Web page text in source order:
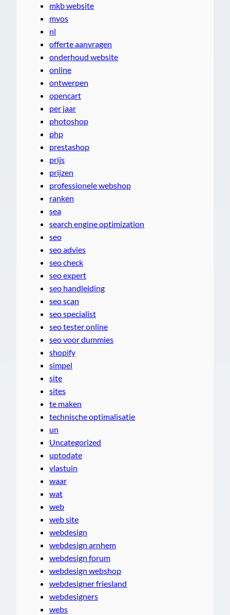
mkb website
mvos
nl
offerte aanvragen
onderhoud website
online
ontwerpen
opencart
per jaar
photoshop
php
prestashop
prijs
prijzen
professionele webshop
ranken
sea
search engine optimization
seo
seo advies
seo check
seo expert
seo handleiding
seo scan
seo specialist
seo tester online
seo voor dummies
shopify
simpel
site
sites
te maken
technische optimalisatie
un
Uncategorized
uptodate
vlastuin
waar
wat
web
web site
webdesign
webdesign arnhem
webdesign forum
webdesign webshop
webdesigner friesland
webdesigners
webs